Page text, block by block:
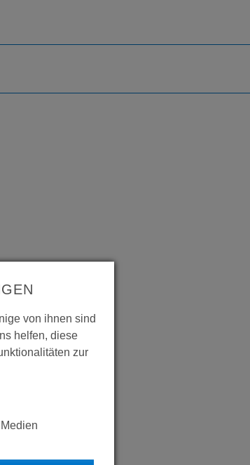
von ihnen sind
helfen, diese
zur